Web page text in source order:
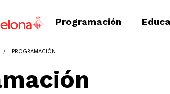
Programación
PROGRAMACIÓN